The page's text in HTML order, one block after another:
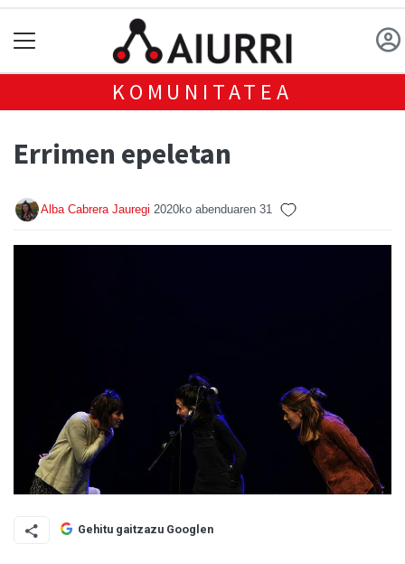
KOMUNITATEA
Errimen epeletan
Alba Cabrera Jauregi 2020ko abenduaren 31
Gehitu gaitzazu Googlen